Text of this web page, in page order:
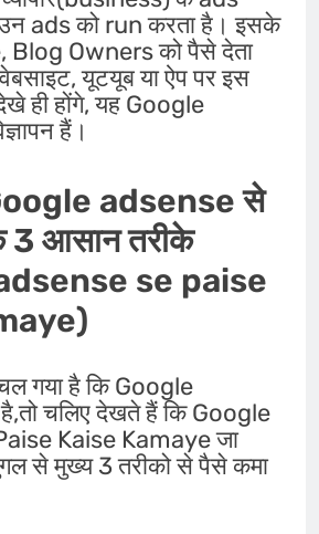
उन ads को run करता है। इसके
Blog Owners को पैसे देता
यूटयूब या ऐप पर इस
ही होंगे, यह Google
हैं।
adsense से
3 आसान तरीके
se paise
गया है कि Google
चलिए देखते हैं कि Google
Kaise Kamaye जा
से मुख्य 3 तरीको से पैसे कमा